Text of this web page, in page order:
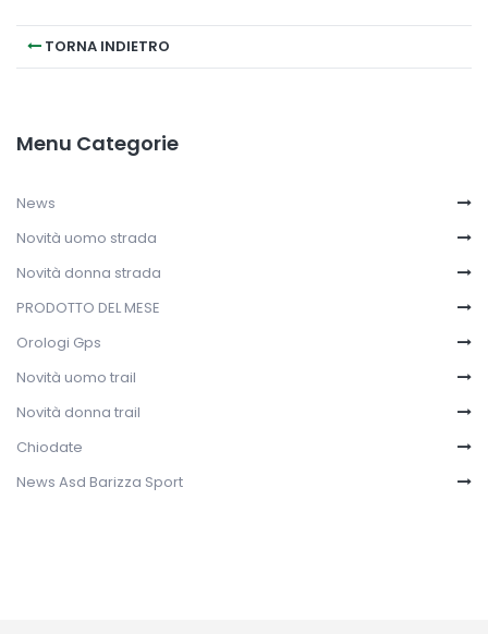
TORNA INDIETRO
Menu Categorie
News
Novità uomo strada
Novità donna strada
PRODOTTO DEL MESE
Orologi Gps
Novità uomo trail
Novità donna trail
Chiodate
News Asd Barizza Sport